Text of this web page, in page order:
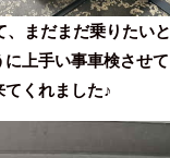
、まだまだ乗りたい
上手い事車検させて
くれました♪